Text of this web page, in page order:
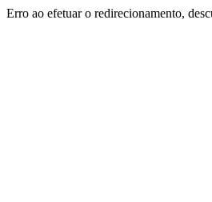
Erro ao efetuar o redirecionamento,